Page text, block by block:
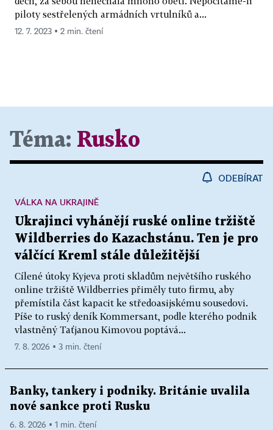
piloty sestřelených armádních vrtulníků a...
12. 7. 2023 ▪ 2 min. čtení
Téma: Rusko
ODEBÍRAT
Ukrajinci vyhánějí ruské online tržiště
Wildberries do Kazachstánu. Ten je pro
válčící Kreml stále důležitější
Cílené útoky Kyjeva proti skladům největšího ruského
online tržiště Wildberries přiměly tuto firmu, aby
přemístila část kapacit ke středoasijskému sousedovi.
Píše to ruský deník Kommersant, podle kterého podnik
vlastněný Taťjanou Kimovou poptává...
VÁLKA NA UKRAJINĚ
7. 8. 2026 ▪ 3 min. čtení
Banky, tankery i podniky. Británie uvalila
nové sankce proti Rusku
6. 8. 2026 ▪ 1 min. čtení